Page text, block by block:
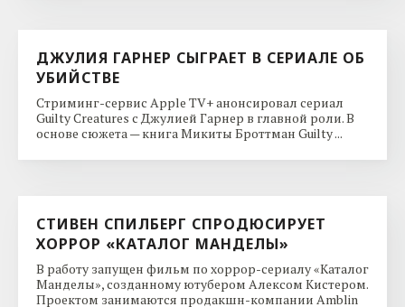
ДЖУЛИЯ ГАРНЕР СЫГРАЕТ В СЕРИАЛЕ ОБ
УБИЙСТВЕ
Стриминг-сервис Apple TV+ анонсировал сериал
Guilty Creatures с Джулией Гарнер в главной роли. В
основе сюжета — книга Микиты Броттман Guilty ...
СТИВЕН СПИЛБЕРГ СПРОДЮСИРУЕТ
ХОРРОР «КАТАЛОГ МАНДЕЛЫ»
В работу запущен фильм по хоррор-сериалу «Каталог
Манделы», созданному ютубером Алексом Кистером.
Проектом занимаются продакшн-компании Amblin